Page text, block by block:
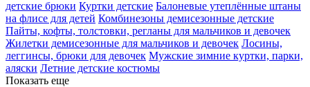
детские брюки Куртки детские Балоневые утеплённые штаны
на флисе для детей Комбинезоны демисезонные детские
Пайты, кофты, толстовки, регланы для мальчиков и девочек
Жилетки демисезонные для мальчиков и девочек Лосины,
леггинсы, брюки для девочек Мужские зимние куртки, парки,
аляски Летние детские костюмы
Показать еще